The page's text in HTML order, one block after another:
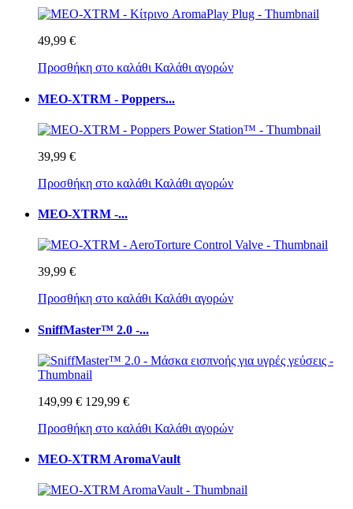
49,99 €
Προσθήκη στο καλάθι Καλάθι αγορών
MEO-XTRM - Poppers...
39,99 €
Προσθήκη στο καλάθι Καλάθι αγορών
MEO-XTRM -...
39,99 €
Προσθήκη στο καλάθι Καλάθι αγορών
SniffMaster™ 2.0 -...
149,99 € 129,99 €
Προσθήκη στο καλάθι Καλάθι αγορών
MEO-XTRM AromaVault